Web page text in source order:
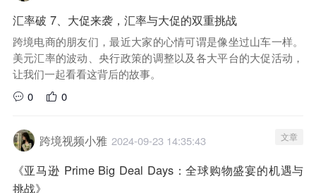
汇率破 7、大促来袭，汇率与大促的双重挑战
跨境电商的朋友们，最近大家的心情可谓是像坐过山车一样。
美元汇率的波动、央行政策的调整以及各大平台的大促活动，
让我们一起看看这背后的故事。
0
0
跨境视频小雅 2024-09-23 14:35:43 文章
《亚马逊 Prime Big Deal Days：全球购物盛宴的机遇与
挑战》